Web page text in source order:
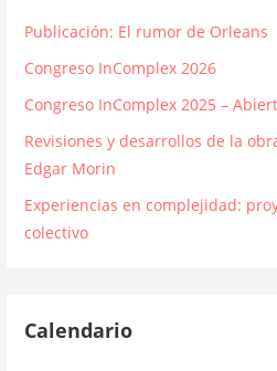
Publicación: El rumor de Orleans
Congreso InComplex 2026
Congreso InComplex 2025 –
Revisiones y desarrollos de la
Edgar Morin
Experiencias en complejidad:
colectivo
Calendario